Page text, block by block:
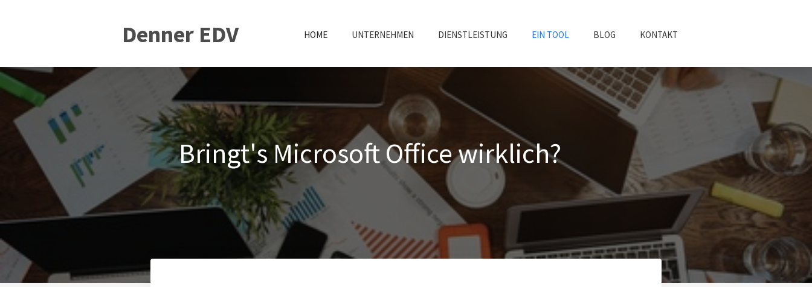
Bringt's Microsoft Office wirklich?
Denner EDV HOME UNTERNEHMEN DIENSTLEISTUNG EIN TOOL BLOG KONTAKT